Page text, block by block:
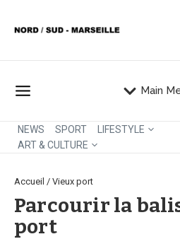
Main
NEWS SPORT
LIFESTYLE
ART & CULTURE
Accueil / Vieux port
Parcourir la
port